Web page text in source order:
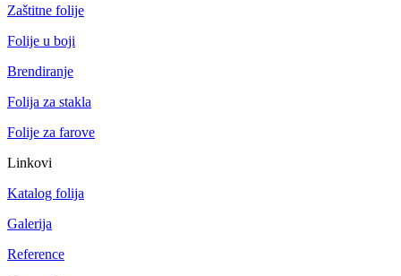
Zaštitne folije
Folije u boji
Brendiranje
Folija za stakla
Folije za farove
Linkovi
Katalog folija
Galerija
Reference